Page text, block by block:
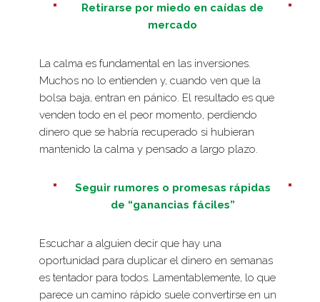
Retirarse por miedo en caídas de
mercado
La calma es fundamental en las inversiones.
Muchos no lo entienden y, cuando ven que la
bolsa baja, entran en pánico. El resultado es que
venden todo en el peor momento, perdiendo
dinero que se habría recuperado si hubieran
mantenido la calma y pensado a largo plazo.
Seguir rumores o promesas rápidas
de “ganancias fáciles”
Escuchar a alguien decir que hay una
oportunidad para duplicar el dinero en semanas
es tentador para todos. Lamentablemente, lo que
parece un camino rápido suele convertirse en un